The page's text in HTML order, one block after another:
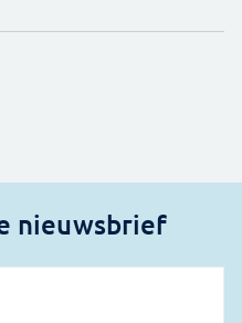
nieuwsbrief